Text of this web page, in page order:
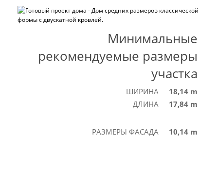
Минимальные
рекомендуемые размеры
участка
ШИРИНА
18,14 m
ДЛИНА
17,84 m
РАЗМЕРЫ ФАСАДА 10,14 m